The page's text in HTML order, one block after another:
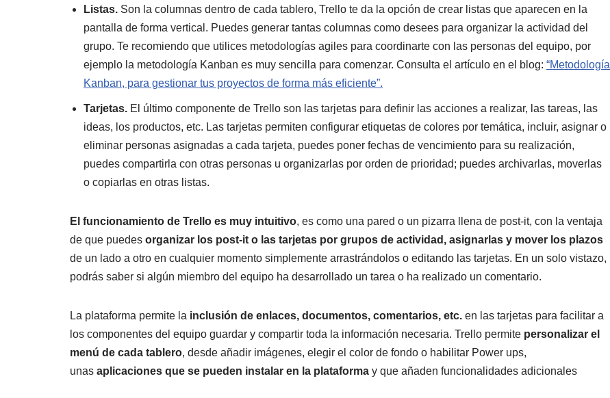
Listas. Son la columnas dentro de cada tablero, Trello te da la opción de crear listas que aparecen en la
pantalla de forma vertical. Puedes generar tantas columnas como desees para organizar la actividad del
grupo. Te recomiendo que utilices metodologías agiles para coordinarte con las personas del equipo, por
ejemplo la metodología Kanban es muy sencilla para comenzar. Consulta el artículo en el blog: “Metodología
Kanban, para gestionar tus proyectos de forma más eficiente”.
Tarjetas. El último componente de Trello son las tarjetas para definir las acciones a realizar, las tareas, las
ideas, los productos, etc. Las tarjetas permiten configurar etiquetas de colores por temática, incluir, asignar o
eliminar personas asignadas a cada tarjeta, puedes poner fechas de vencimiento para su realización,
puedes compartirla con otras personas u organizarlas por orden de prioridad; puedes archivarlas, moverlas
o copiarlas en otras listas.
El funcionamiento de Trello es muy intuitivo, es como una pared o un pizarra llena de post-it, con la ventaja
de que puedes organizar los post-it o las tarjetas por grupos de actividad , asignarlas y mover los plazos
de un lado a otro en cualquier momento simplemente arrastrándolos o editando las tarjetas. En un solo vistazo,
podrás saber si algún miembro del equipo ha desarrollado un tarea o ha realizado un comentario.
La plataforma permite la inclusión de enlaces, documentos, comentarios, etc. en las tarjetas para facilitar a
los componentes del equipo guardar y compartir toda la información necesaria. Trello permite personalizar el
menú de cada tablero, desde añadir imágenes, elegir el color de fondo o habilitar Power ups,
unas aplicaciones que se pueden instalar en la plataforma y que añaden funcionalidades adicionales